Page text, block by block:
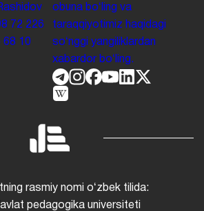
72 226
68 10
obuna boʻling va
taraqqiyotimiz haqidagi
soʻnggi yangiliklardan
xabardor boʻling.
rasmiy nomi oʻzbek tilida:
pedagogika universiteti